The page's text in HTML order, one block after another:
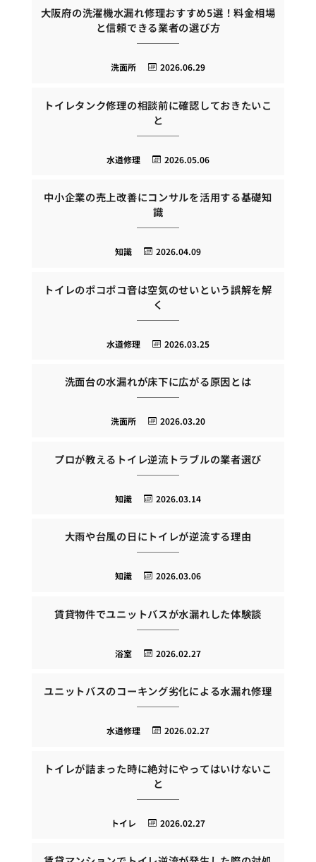
大阪府の洗濯機水漏れ修理おすすめ5選！料金相場
と信頼できる業者の選び方
2026.06.29
洗面所
トイレタンク修理の相談前に確認しておきたいこ
と
2026.05.06
水道修理
中小企業の売上改善にコンサルを活用する基礎知
識
2026.04.09
知識
トイレのポコポコ音は空気のせいという誤解を解
く
2026.03.25
水道修理
洗面台の水漏れが床下に広がる原因とは
2026.03.20
洗面所
プロが教えるトイレ逆流トラブルの業者選び
2026.03.14
知識
大雨や台風の日にトイレが逆流する理由
2026.03.06
知識
賃貸物件でユニットバスが水漏れした体験談
2026.02.27
浴室
ユニットバスのコーキング劣化による水漏れ修理
2026.02.27
水道修理
トイレが詰まった時に絶対にやってはいけないこ
と
2026.02.27
トイレ